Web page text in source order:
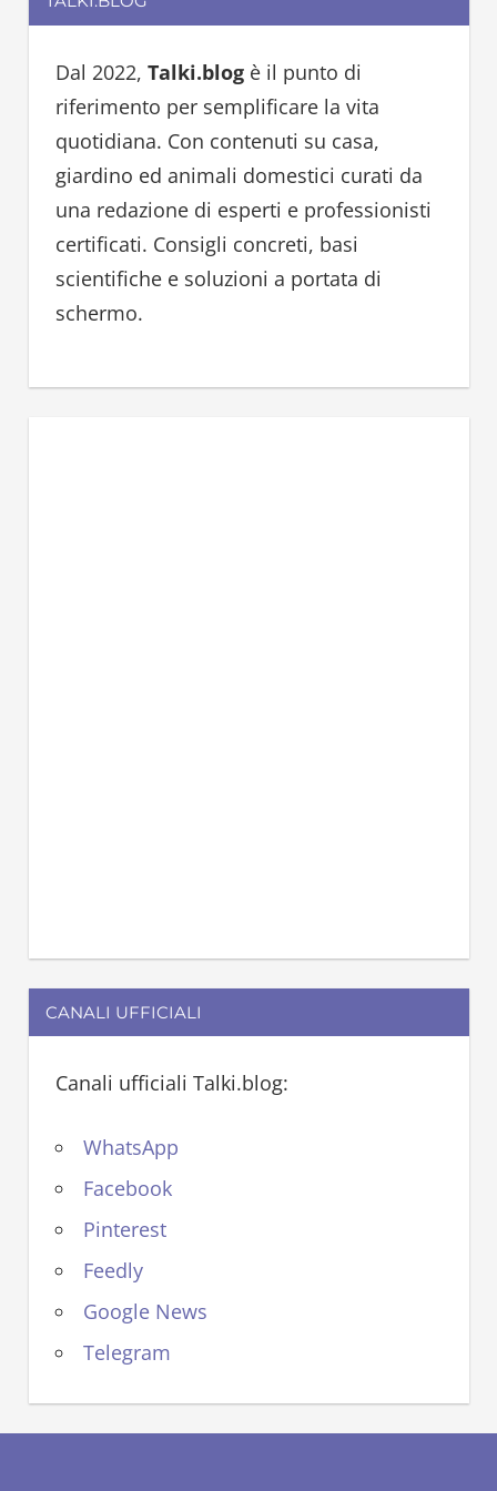
c
f
o
r
:
Dal 2022, Talki.blogè il punto di
riferimento per semplificare la vita
quotidiana. Con contenuti su casa,
giardino ed animali domestici curati da
una redazione di esperti e professionisti
certificati. Consigli concreti, basi
scientifiche e soluzioni a portata di
schermo.
CANALI UFFICIALI
Canali ufficiali Talki.blog:
WhatsApp
Facebook
Pinterest
Feedly
Google News
Telegram